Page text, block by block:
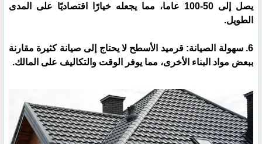
يصل إلى 50-100 عاما، مما يجعله خيارًا اقتصاديًا على المدى
الطويل.
6. سهولة الصيانة: قرميد الأسطح لا يحتاج إلى صيانة كثيرة مقارنة
ببعض مواد البناء الأخرى، مما يوفر الوقت والتكاليف على المالك.